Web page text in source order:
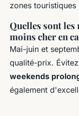
zones touristiques
Quelles sont
moins cher en
Mai-juin et
qualité-prix.
weekends
également